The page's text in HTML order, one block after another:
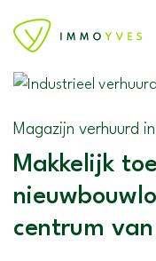
Makkelijk
centrum
Magazijn verhuurd